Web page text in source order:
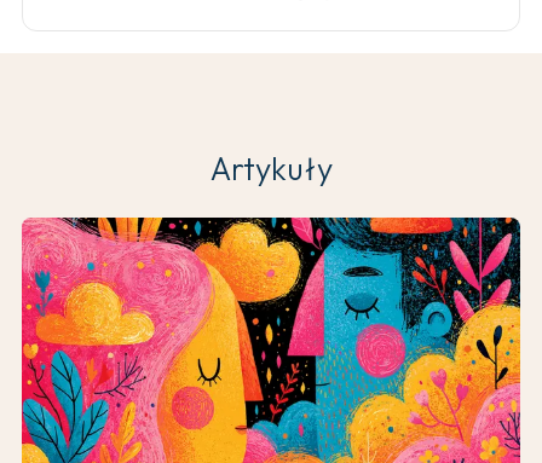
Artykuły